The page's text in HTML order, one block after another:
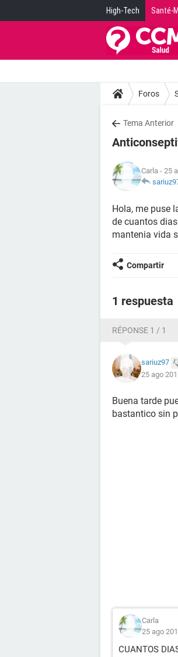
High-Tech Santé-
Foros
Tema Anterior
Carla - 25
Hola, me puse
de cuantos
mantenia vida
Compartir
1 respuesta
RÉPONSE 1 / 1
sariuz97
25 ago
Buena tarde
bastantico sin
Carla
25 ago
CUANTOS